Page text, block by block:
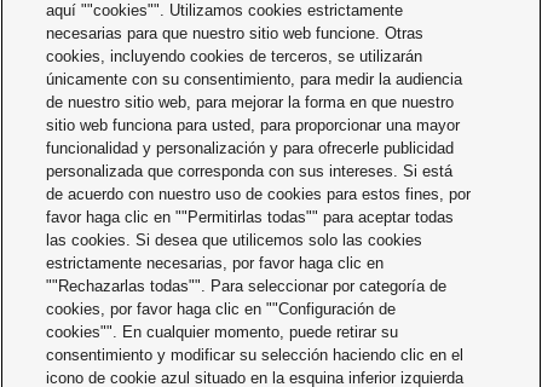
EMPRESA SERVICIO
DESCARGAS CONTACTO
Términos y condiciones
Aviso legal
aquí ""cookies"". Utilizamos cookies estrictamente
necesarias para que nuestro sitio web funcione. Otras
cookies, incluyendo cookies de terceros, se utilizarán
únicamente con su consentimiento, para medir la audiencia
de nuestro sitio web, para mejorar la forma en que nuestro
sitio web funciona para usted, para proporcionar una mayor
funcionalidad y personalización y para ofrecerle publicidad
personalizada que corresponda con sus intereses. Si está
de acuerdo con nuestro uso de cookies para estos fines, por
favor haga clic en ""Permitirlas todas"" para aceptar todas
las cookies. Si desea que utilicemos solo las cookies
estrictamente necesarias, por favor haga clic en
""Rechazarlas todas"". Para seleccionar por categoría de
cookies, por favor haga clic en ""Configuración de
cookies"". En cualquier momento, puede retirar su
consentimiento y modificar su selección haciendo clic en el
icono de cookie azul situado en la esquina inferior izquierda